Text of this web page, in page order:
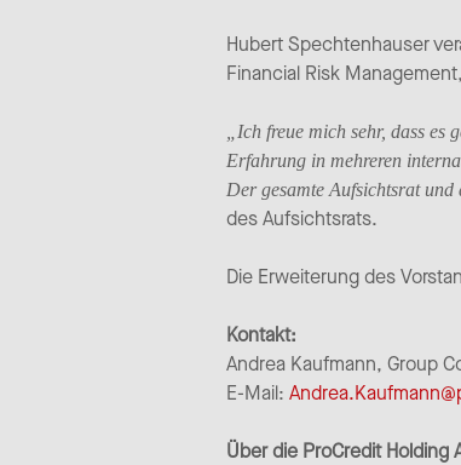
Hubert Spechtenhauser
Financial Risk
„Ich freue mich sehr, dass
Erfahrung in mehreren
Der gesamte Aufsichtsrat
des Aufsichtsrats.
Die Erweiterung des
Kontakt:
Andrea Kaufmann, Group
E-Mail:
Über die ProCredit Holding